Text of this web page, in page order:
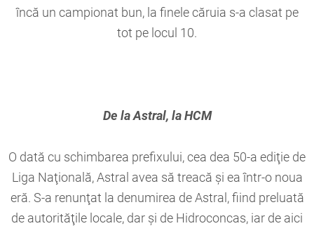
încă un campionat bun, la finele căruia s-a clasat pe
tot pe locul 10.
De la Astral, la HCM
O dată cu schimbarea prefixului, cea dea 50-a ediţie de
Liga Naţională, Astral avea să treacă şi ea într-o noua
eră. S-a renunţat la denumirea de Astral, fiind preluată
de autorităţile locale, dar şi de Hidroconcas, iar de aici